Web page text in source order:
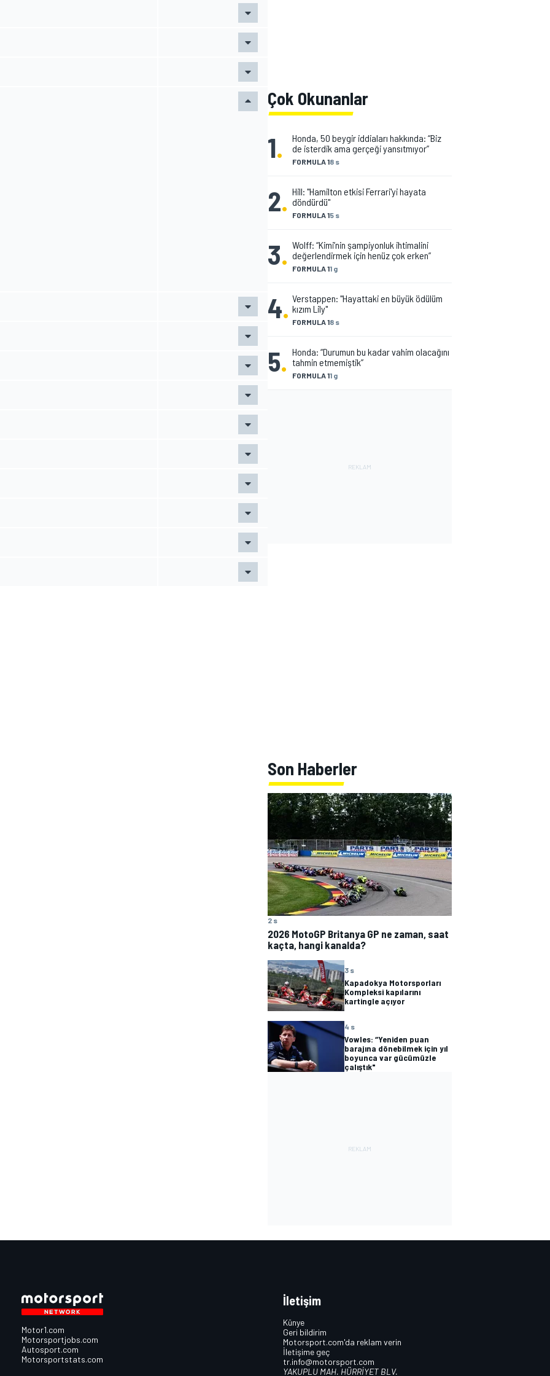
Çok Okunanlar
1. FORMULA 18 s
Honda, 50 beygir iddiaları hakkında: “Biz
de isterdik ama gerçeği yansıtmıyor”
2. FORMULA 15 s
Hill: "Hamilton etkisi Ferrari'yi hayata
döndürdü"
3. FORMULA 11 g
Wolff: “Kimi’nin şampiyonluk ihtimalini
değerlendirmek için henüz çok erken”
4. FORMULA 18 s
Verstappen: "Hayattaki en büyük ödülüm
kızım Lily"
5. FORMULA 11 g
Honda: “Durumun bu kadar vahim olacağını
tahmin etmemiştik”
Son Haberler
2 s
2026 MotoGP Britanya GP ne zaman, saat
kaçta, hangi kanalda?
3 s
Kapadokya Motorsporları
Kompleksi kapılarını
kartingle açıyor
4 s
Vowles: “Yeniden puan
barajına dönebilmek için yıl
boyunca var gücümüzle
çalıştık"
Motor1.com
Motorsportjobs.com
Autosport.com
Motorsportstats.com
İletişim
Künye
Geri bildirim
Motorsport.com'da reklam verin
İletişime geç
tr.info@motorsport.com
YAKUPLU MAH. HÜRRİYET BLV.